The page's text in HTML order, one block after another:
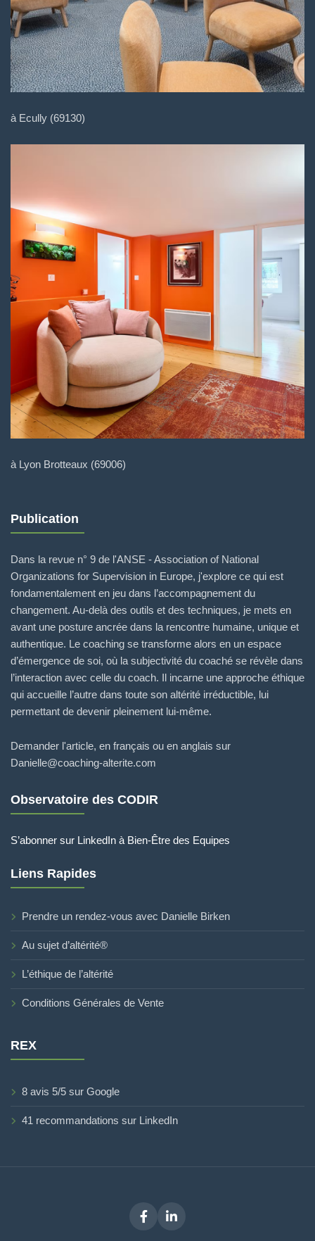
à Ecully (69130)
à Lyon Brotteaux (69006)
Publication
Dans la revue n° 9 de l'ANSE - Association of National
Organizations for Supervision in Europe, j'explore ce qui est
fondamentalement en jeu dans l’accompagnement du
changement. Au-delà des outils et des techniques, je mets en
avant une posture ancrée dans la rencontre humaine, unique et
authentique. Le coaching se transforme alors en un espace
d’émergence de soi, où la subjectivité du coaché se révèle dans
l’interaction avec celle du coach. Il incarne une approche éthique
qui accueille l’autre dans toute son altérité irréductible, lui
permettant de devenir pleinement lui-même.
Demander l'article, en français ou en anglais sur
Danielle@coaching-alterite.com
Observatoire des CODIR
S’abonner sur LinkedIn à Bien-Être des Equipes
Liens Rapides
Prendre un rendez-vous avec Danielle Birken
Au sujet d’altérité®
L’éthique de l’altérité
Conditions Générales de Vente
REX
8 avis 5/5 sur Google
41 recommandations sur LinkedIn
FacebookLinkedIn